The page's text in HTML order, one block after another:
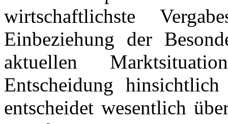
wirtschaftlichste
Einbeziehung der
aktuellen
Entscheidung
entscheidet wesentlich